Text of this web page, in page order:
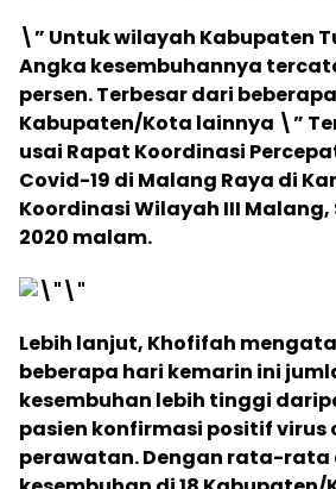
\” Untuk wilayah Kabupaten
Angka kesembuhannya
persen. Terbesar dari beberapa
Kabupaten/Kota lainnya \”
usai Rapat Koordinasi
Covid-19 di Malang Raya di
Koordinasi Wilayah III Malang,
2020 malam.
Lebih lanjut, Khofifah
beberapa hari kemarin ini
kesembuhan lebih tinggi
pasien konfirmasi positif virus
perawatan. Dengan rata-rata